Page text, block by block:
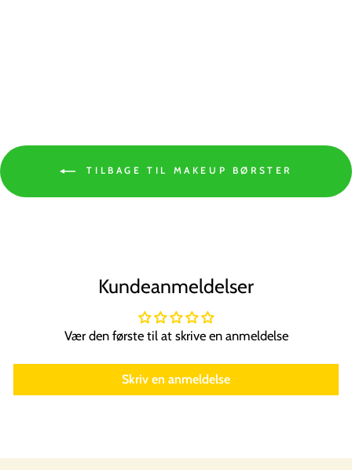
TILBAGE TIL MAKEUP BØRSTER
Kundeanmeldelser
Vær den første til at skrive en anmeldelse
Skriv en anmeldelse